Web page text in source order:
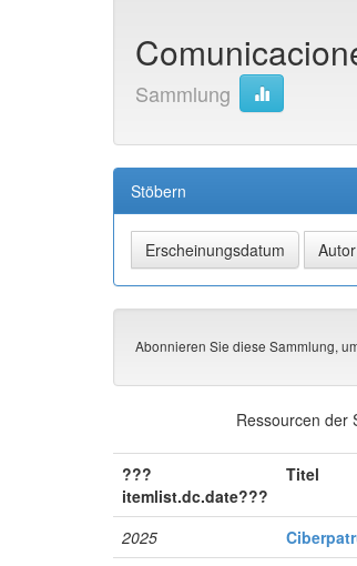
Sammlung
Stöbern
Abonnieren Sie diese Sammlung,
Ressourcen der
???
itemlist.dc.date???
Titel
2025